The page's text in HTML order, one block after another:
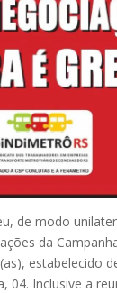
de modo
da
estabelecido
04. Inclusive a